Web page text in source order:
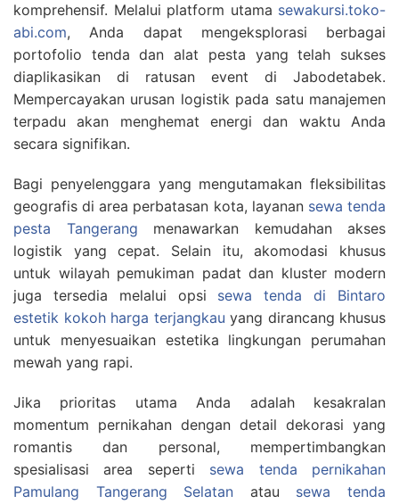
komprehensif. Melalui platform utama sewakursi.toko-
abi.com, Anda dapat mengeksplorasi berbagai
portofolio tenda dan alat pesta yang telah sukses
diaplikasikan di ratusan event di Jabodetabek.
Mempercayakan urusan logistik pada satu manajemen
terpadu akan menghemat energi dan waktu Anda
secara signifikan.
Bagi penyelenggara yang mengutamakan fleksibilitas
geografis di area perbatasan kota, layanan sewa tenda
pesta Tangerang menawarkan kemudahan akses
logistik yang cepat. Selain itu, akomodasi khusus
untuk wilayah pemukiman padat dan kluster modern
juga tersedia melalui opsi sewa tenda di Bintaro
estetik kokoh harga terjangkau yang dirancang khusus
untuk menyesuaikan estetika lingkungan perumahan
mewah yang rapi.
Jika prioritas utama Anda adalah kesakralan
momentum pernikahan dengan detail dekorasi yang
romantis dan personal, mempertimbangkan
spesialisasi area seperti sewa tenda pernikahan
Pamulang Tangerang Selatan atau sewa tenda